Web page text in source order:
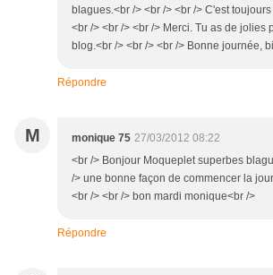
blagues.<br /> <br /> <br /> C'est
<br /> <br /> <br /> Merci. Tu as de jolies
blog.<br /> <br /> <br /> Bonne journée,
Répondre
M monique 75 27/03/2012 08:22
<br /> Bonjour Moqueplet superbes
/> une bonne façon de commencer la
<br /> <br /> bon mardi monique<br />
Répondre